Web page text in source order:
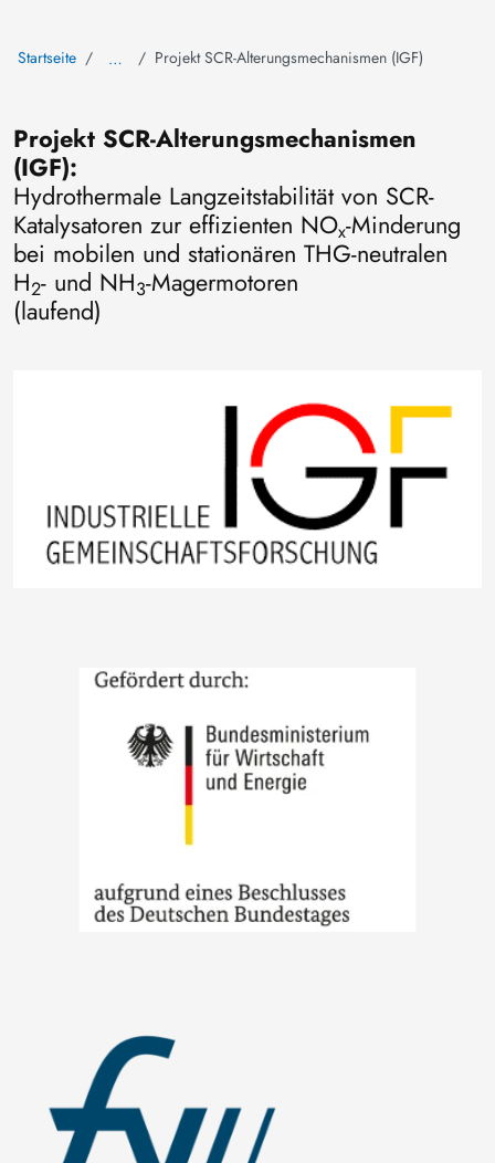
Startseite … Projekt SCR-Alterungsmechanismen (IGF)
Projekt SCR-Alterungsmechanismen
(IGF):
Hydrothermale Langzeitstabilität von SCR-
Katalysatoren zur effizienten NOx-Minderung
bei mobilen und stationären THG-neutralen
H2- und NH3-Magermotoren
(laufend)